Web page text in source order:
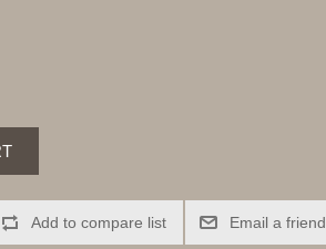
Add to compare list Email a friend